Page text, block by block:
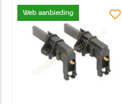
Web aanbieding